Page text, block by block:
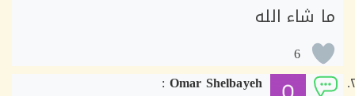
الله
6
Omar Shelbayeh
: